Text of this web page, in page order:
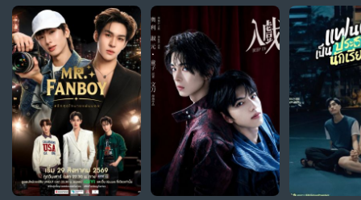
Превью
Кризис влюблённости в классе 3 серия
Автосабы русские / украинские
Давай немного подождём, Харутора-кун
1 серия
Превью